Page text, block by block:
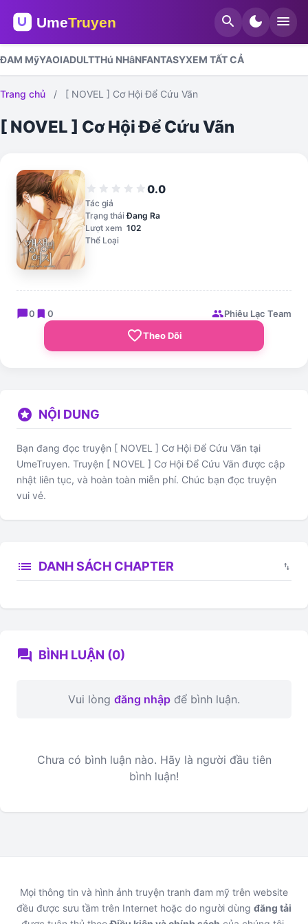
search dark_mode menu
ĐAM MỹYAOIADULTTHú NHâNFANTASYXEM TẤT CẢ
Trang chủ / [ NOVEL ] Cơ Hội Để Cứu Vãn
[ NOVEL ] Cơ Hội Để Cứu Vãn
star star star star star 0.0
Tác giả
Trạng thái Đang Ra
Lượt xem 102
Thể Loại
chat_bubble0 bookmark 0 groupPhiêu Lạc Team
favorite_borderTheo Dõi
stars NỘI DUNG
Bạn đang đọc truyện [ NOVEL ] Cơ Hội Để Cứu Vãn tại
UmeTruyen. Truyện [ NOVEL ] Cơ Hội Để Cứu Vãn được cập
nhật liên tục, và hoàn toàn miễn phí. Chúc bạn đọc truyện
vui vẻ.
list DANH SÁCH CHAPTER swap_vert
forum BÌNH LUẬN (0)
Vui lòng đăng nhập để bình luận.
Chưa có bình luận nào. Hãy là người đầu tiên
bình luận!
Mọi thông tin và hình ảnh truyện tranh đam mỹ trên website
đều được sưu tầm trên Internet hoặc do người dùng đăng tải